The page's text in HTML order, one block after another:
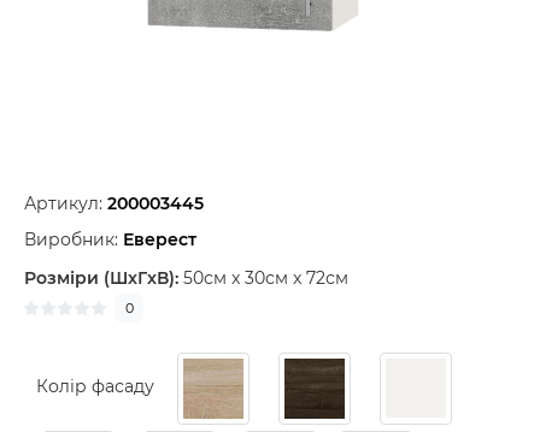
Артикул: 200003445
Виробник: Еверест
Розміри (ШxГxВ): 50см x 30см x 72см
0
Колір фасаду